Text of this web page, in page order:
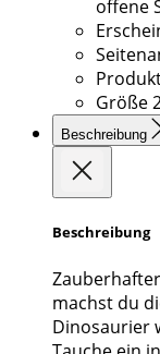
offene
Größe
Beschreibung
Beschreibung
machst du
Dinosaurier